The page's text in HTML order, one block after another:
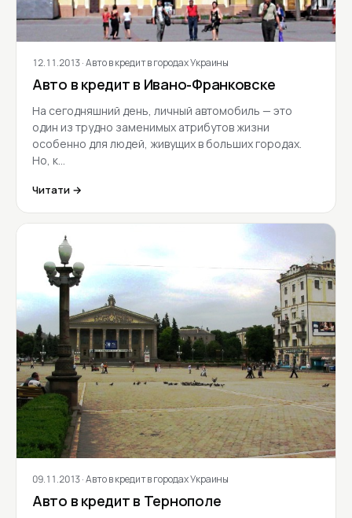
12.11.2013· Авто в кредит в городах Украины
Авто в кредит в Ивано-Франковске
На сегодняшний день, личный автомобиль — это
один из трудно заменимых атрибутов жизни
особенно для людей, живущих в больших городах.
Но, к…
Читати →
09.11.2013· Авто в кредит в городах Украины
Авто в кредит в Тернополе